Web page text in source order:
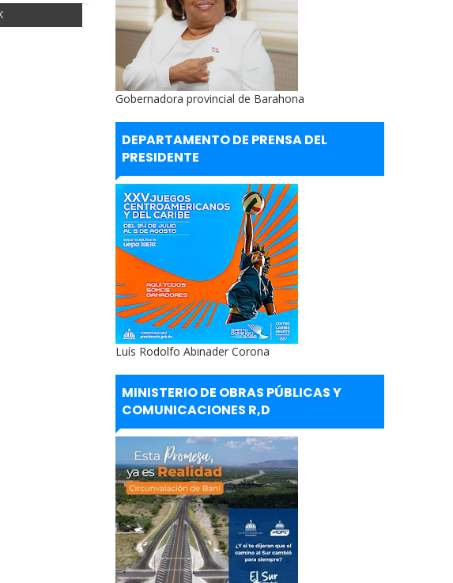
Gobernadora provincial de Barahona
DEPARTAMENTO DE PRENSA DEL
PRESIDENTE
Luís Rodolfo Abinader Corona
MINISTERIO DE OBRAS PÚBLICAS Y
COMUNICACIONES R,D